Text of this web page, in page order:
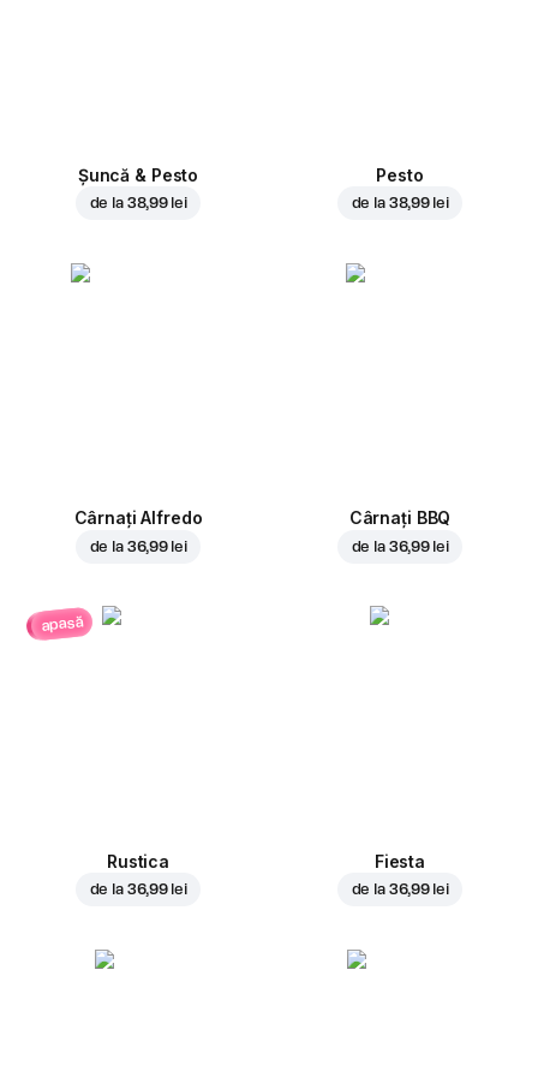
Șuncă & Pesto
de la 38,99 lei
Pesto
de la 38,99 lei
Cârnați Alfredo
de la 36,99 lei
Cârnați BBQ
de la 36,99 lei
apasă
Rustica
de la 36,99 lei
Fiesta
de la 36,99 lei